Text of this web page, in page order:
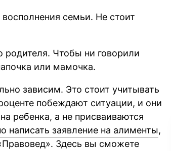
семьи. Не стоит
родителя. Чтобы ни говорили
или мамочка.
зависим. Это стоит учитывать
побеждают ситуации, и они
ребенка, а не присваиваются
написать заявление на алименты,
Здесь вы сможете